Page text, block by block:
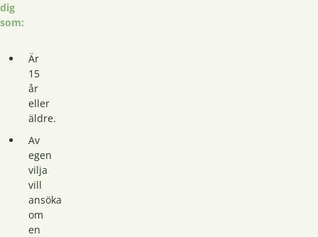
dig
som:
Är
15
år
eller
äldre.
Av
egen
vilja
vill
ansöka
om
en